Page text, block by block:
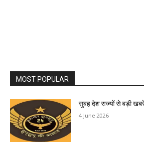
MOST POPULAR
सुबह देश राज्यों से बड़ी
4 June 2026